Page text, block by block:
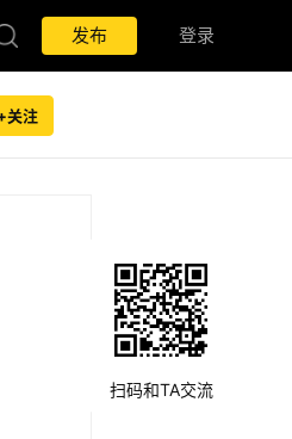
发布 登录
发布 登录
关注
扫码和TA交流